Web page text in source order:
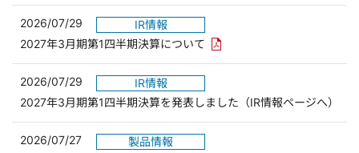
2026/07/29
IR情報
2027年3月期第1四半期決算について PDFリンクを新しいウィンド
2026/07/29
IR情報
2027年3月期第1四半期決算を発表しました（IR情報ページへ）
2026/07/27
製品情報